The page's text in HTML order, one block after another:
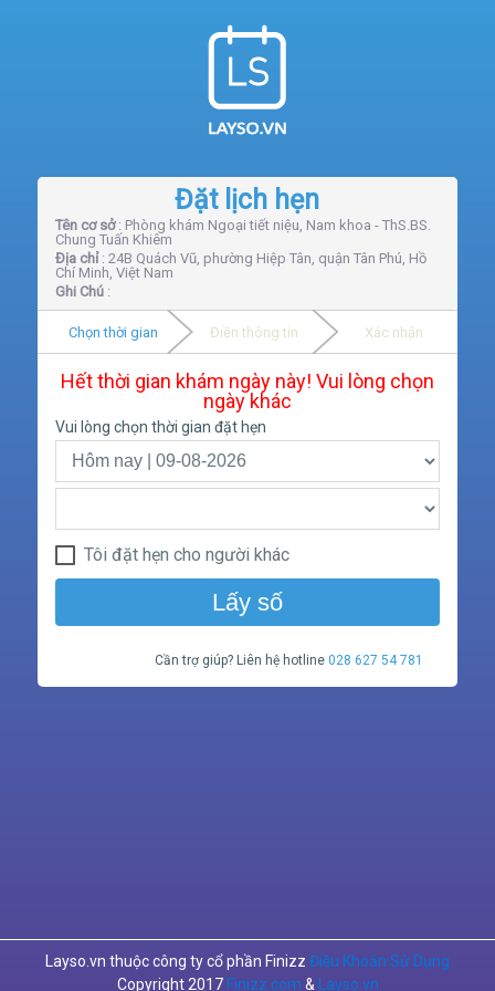
Đặt lịch hẹn
Tên cơ sở: Phòng khám Ngoại tiết niệu, Nam khoa - ThS.BS.
Chung Tuấn Khiêm
Địa chỉ: 24B Quách Vũ, phường Hiệp Tân, quận Tân Phú, Hồ
Chí Minh, Việt Nam
Ghi Chú:
Chọn thời gian Điền thông tin Xác nhận
Hết thời gian khám ngày này! Vui lòng chọn
ngày khác
Vui lòng chọn thời gian đặt hẹn
Tôi đặt hẹn cho người khác
Lấy số
Cần trợ giúp? Liên hệ hotline028 627 54 781
Layso.vn thuộc công ty cổ phần Finizz Điều Khoản Sử Dụng
Copyright 2017 Finizz.com & Layso.vn